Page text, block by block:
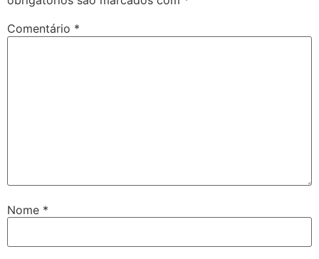
Comentário *
Nome *